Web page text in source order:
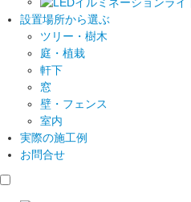
設置場所から選ぶ
ツリー・樹木
庭・植栽
軒下
窓
壁・フェンス
室内
実際の施工例
お問合せ